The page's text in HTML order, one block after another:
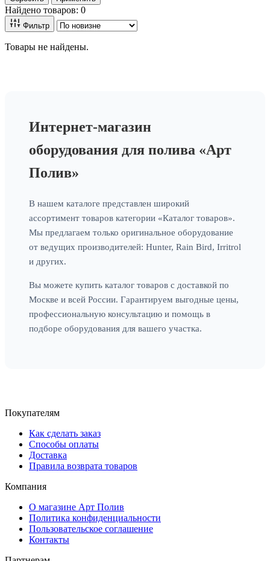
Найдено товаров: 0
Фильтр
Товары не найдены.
Интернет-магазин
оборудования для полива «Арт
Полив»
В нашем каталоге представлен широкий
ассортимент товаров категории «Каталог товаров».
Мы предлагаем только оригинальное оборудование
от ведущих производителей: Hunter, Rain Bird, Irritrol
и других.
Вы можете купить каталог товаров с доставкой по
Москве и всей России. Гарантируем выгодные цены,
профессиональную консультацию и помощь в
подборе оборудования для вашего участка.
Покупателям
Как сделать заказ
Способы оплаты
Доставка
Правила возврата товаров
Компания
О магазине Арт Полив
Политика конфиденциальности
Пользовательское соглашение
Контакты